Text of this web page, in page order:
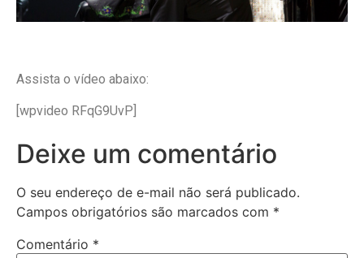
Assista o vídeo abaixo:
[wpvideo RFqG9UvP]
Deixe um comentário
O seu endereço de e-mail não será publicado.
Campos obrigatórios são marcados com *
Comentário *